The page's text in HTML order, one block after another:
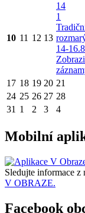
10 11 12 13
14
1
14-
17 18 19 20 21
24 25 26 27 28
31 1 2 3 4
Mobilní
Sledujte informace z
V OBRAZE.
Facebook